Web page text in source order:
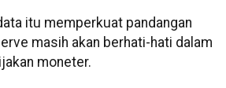
itu memperkuat pandangan
masih akan berhati-hati dalam
moneter.